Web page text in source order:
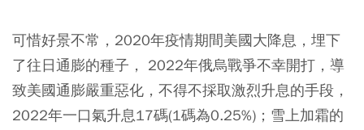
可惜好景不常，2020年疫情期間美國大降息，埋下
了往日通膨的種子， 2022年俄烏戰爭不幸開打，導
致美國通膨嚴重惡化，不得不採取激烈升息的手段，
2022年一口氣升息17碼(1碼為0.25%)；雪上加霜的